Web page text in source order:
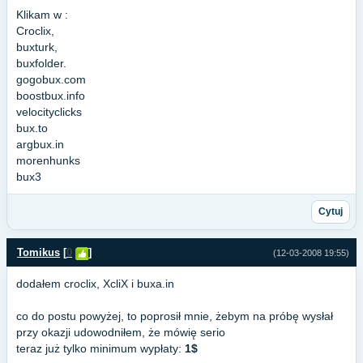
Klikam w :
Croclix,
buxturk,
buxfolder.
gogobux.com
boostbux.info
velocityclicks
bux.to
argbux.in
morenhunks
bux3
Cytuj
(12-03-2008 19:55)
Tomikus [0 ]
dodałem croclix, XcliX i buxa.in
co do postu powyżej, to poprosił mnie, żebym na próbę wysłał
przy okazji udowodniłem, że mówię serio
teraz już tylko minimum wypłaty: 1$